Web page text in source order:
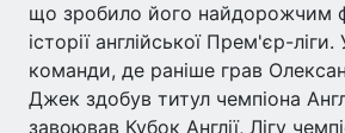
що зробило його найдорожчим
історії англійської Прем'єр-ліги.
команди, де раніше грав
Джек здобув титул чемпіона
завоював Кубок Англії, Лігу